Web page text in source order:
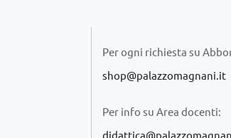
Per ogni richiesta su
shop@palazzomagnani.it
Per info su Area docenti: